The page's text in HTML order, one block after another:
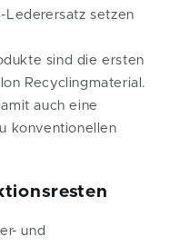
Lederersatz setzen
sind die ersten
Recyclingmaterial.
auch eine
konventionellen
und